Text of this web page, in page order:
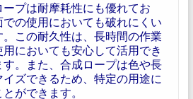
プは耐摩耗性にも優れてお
での使用においても破れにくい
この耐久性は、長時間の作業
においても安心して活用でき
。また、合成ロープは色や長
ズできるため、特定の用途に
ができます。